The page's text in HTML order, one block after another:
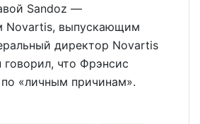
Sandoz —
Novartis, выпускающим
директор Novartis
что Фрэнсис
«личным причинам».